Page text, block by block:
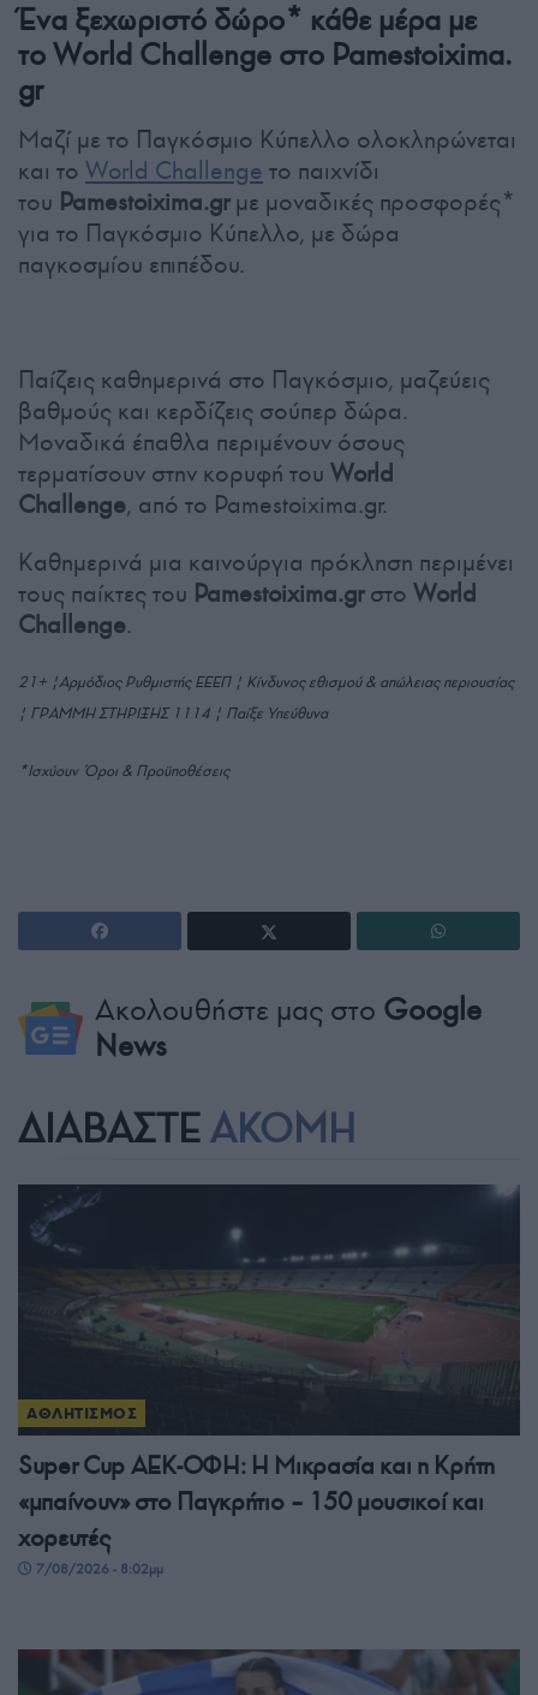
Ένα ξεχωριστό δώρο* κάθε μέρα με
το World Challenge στο Pamestoixima.
gr
Μαζί με το Παγκόσμιο Κύπελλο ολοκληρώνεται
και το World Challenge το παιχνίδι
του Pamestoixima.grμε μοναδικές προσφορές*
για το Παγκόσμιο Κύπελλο, με δώρα
παγκοσμίου επιπέδου.
Παίζεις καθημερινά στο Παγκόσμιο, μαζεύεις
βαθμούς και κερδίζεις σούπερ δώρα.
Μοναδικά έπαθλα περιμένουν όσους
τερματίσουν στην κορυφή του World
Challenge, από το Pamestoixima.gr.
Καθημερινά μια καινούργια πρόκληση περιμένει
τους παίκτες του Pamestoixima.grστο World
Challenge.
21+ |Αρμόδιος Ρυθμιστής ΕΕΕΠ | Κίνδυνος εθισμού & απώλειας περιουσίας
| ΓΡΑΜΜΗ ΣΤΗΡΙΞΗΣ 1114 | Παίξε Υπεύθυνα
*Ισχύουν Όροι & Προϋποθέσεις
Ακολουθήστε μας στο Google
News
ΔΙΑΒΑΣΤΕ ΑΚΟΜΗ
ΑΘΛΗΤΙΣΜΟΣ
Super Cup ΑΕΚ-ΟΦΗ: Η Μικρασία και η Κρήτη
«μπαίνουν» στο Παγκρήτιο – 150 μουσικοί και
χορευτές
7/08/2026 - 8:02μμ